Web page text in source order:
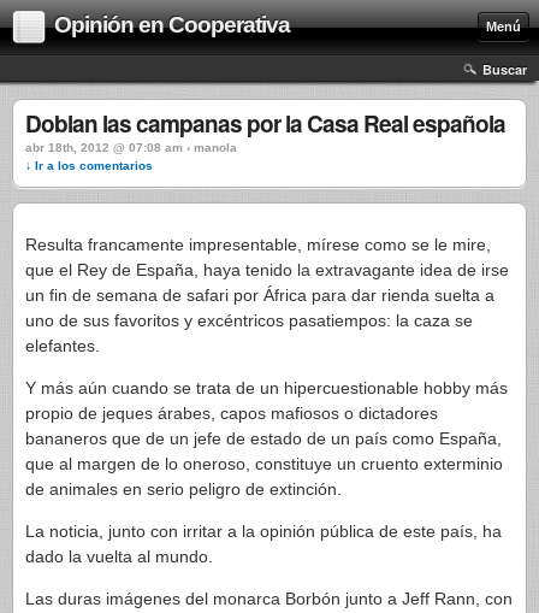
Opinión en Cooperativa Menú
Buscar
Doblan las campanas por la Casa Real española
abr 18th, 2012 @ 07:08 am › manola
↓ Ir a los comentarios
Resulta francamente impresentable, mírese como se le mire,
que el Rey de España, haya tenido la extravagante idea de irse
un fin de semana de safari por África para dar rienda suelta a
uno de sus favoritos y excéntricos pasatiempos: la caza se
elefantes.
Y más aún cuando se trata de un hipercuestionable hobby más
propio de jeques árabes, capos mafiosos o dictadores
bananeros que de un jefe de estado de un país como España,
que al margen de lo oneroso, constituye un cruento exterminio
de animales en serio peligro de extinción.
La noticia, junto con irritar a la opinión pública de este país, ha
dado la vuelta al mundo.
Las duras imágenes del monarca Borbón junto a Jeff Rann, con